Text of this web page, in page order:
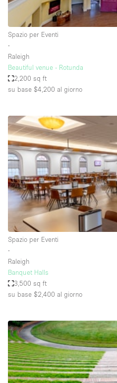
Magazzino
Negozio in centro
Sala conferenze
Sala riunioni
Spazio creativo
Spazio hall
Spazio per Eventi
Spazio pubblicitario
Spazio unico
Stand / Bancarella
Stand / Chiosco / Stand
Studio fotografico / riprese
Uffici
Villa / Casa
Dotazioni dello spazio
Accesso per disabili
Ampia Porta d'Ingresso
Spazio per Eventi
∙
Raleigh
Beautiful venue - Rotunda
2,200 sq ft
su base $4,200 al giorno
Spazio per Eventi
∙
Raleigh
Banquet Halls
3,500 sq ft
su base $2,400 al giorno